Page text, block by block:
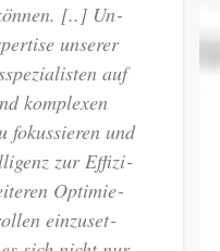
[..] Un­
un­se­rer
auf
kom­ple­xen
fo­kus­sie­ren und
zur Ef­fi­zi­
Op­ti­mie­
ein­zu­set­